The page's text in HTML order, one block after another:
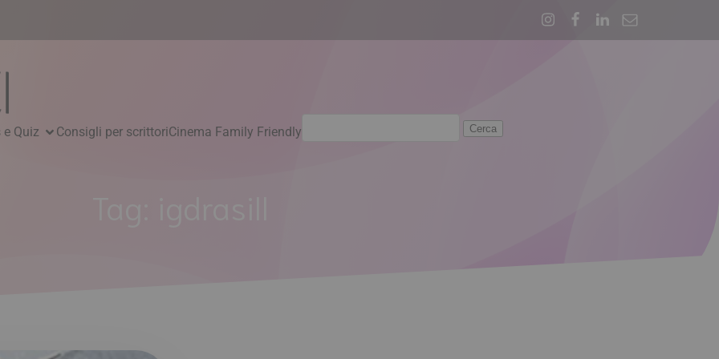
e Quiz Consigli per scrittoriCinema Family Friendlyper: